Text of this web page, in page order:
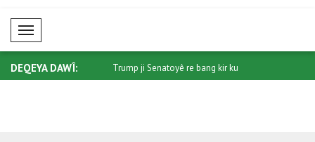
Mobil Menü
DEQEYA DAWÎ:
bo Sûdanê: Piştgiriya pe.. Trump ji Senatoyê re bang kir ku